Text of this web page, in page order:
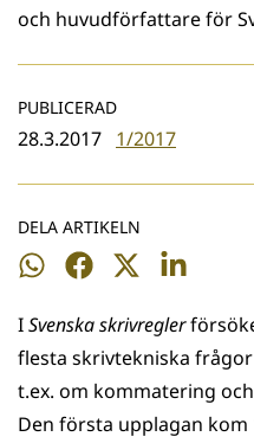
och huvudförfattare för
PUBLICERAD
28.3.2017 1/2017
DELA ARTIKELN
Dela
WhatsApp
Dela
Facebook
Dela
Twitter
Dela
LinkedIn
ISvenska skrivregler
flesta skrivtekniska
t.ex. om kommatering
Den första upplagan kom